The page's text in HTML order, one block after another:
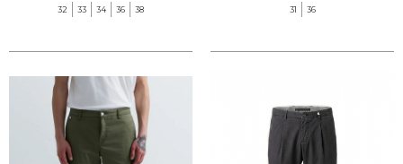
32 33 34 36 38 31 36